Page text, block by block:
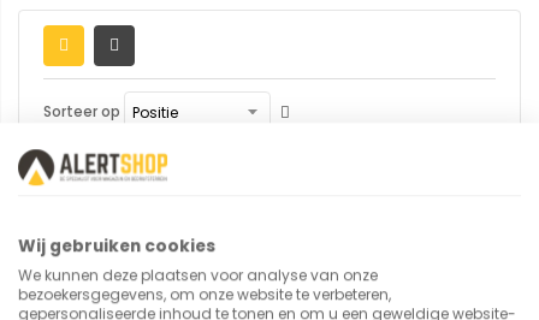
Sorteer op
Toon per pagina
Wij gebruiken cookies
We kunnen deze plaatsen voor analyse van onze
bezoekersgegevens, om onze website te verbeteren,
gepersonaliseerde inhoud te tonen en om u een geweldige website-